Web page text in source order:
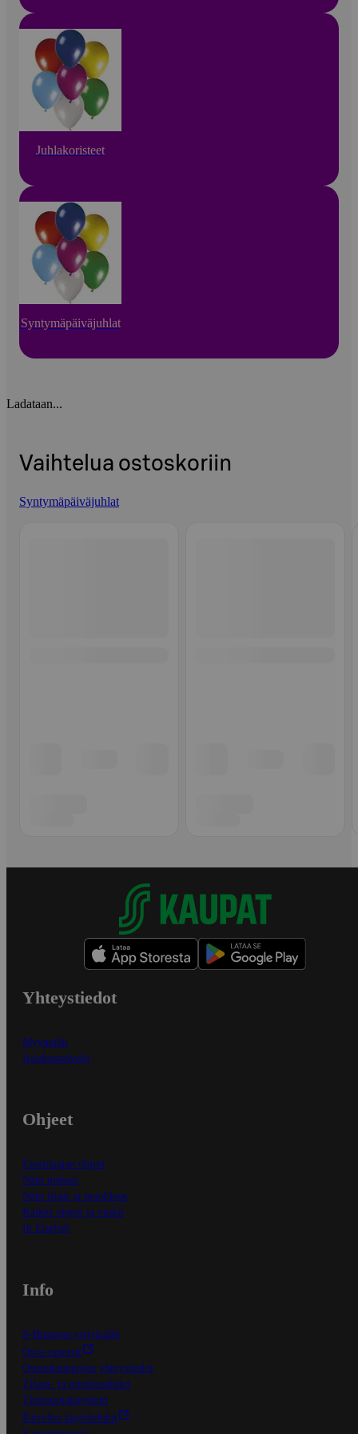
Juhlakoristeet
Syntymäpäiväjuhlat
Ladataan...
Vaihtelua ostoskoriin
Syntymäpäiväjuhlat
Yhteystiedot
Myymälät
Asiakaspalvelu
Ohjeet
Ensitilaajan ohjeet
Näin maksat
Näin tilaat ja muokkaat
Kaikki ohjeet ja vinkit
In English
Info
S-Business yrityksille
Oiva-raportit
Osuuskauppojen yhteystiedot
Tilaus- ja toimitusehdot
Tietosuojakäytäntö
Palvelun käyttöehdot